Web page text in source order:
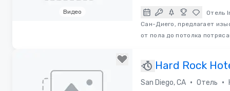
Видео
Отель
Сан-Диего, предлагает
от пола до потолка
Hard Rock
Diego
San Diego, CA • Отель •